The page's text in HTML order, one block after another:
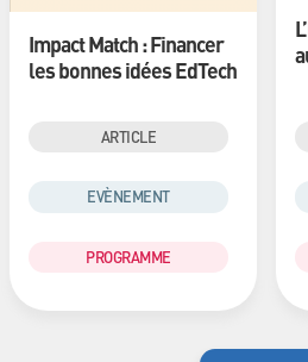
Impact Match : Financer
les bonnes idées EdTech
ARTICLE
EVÈNEMENT
PROGRAMME